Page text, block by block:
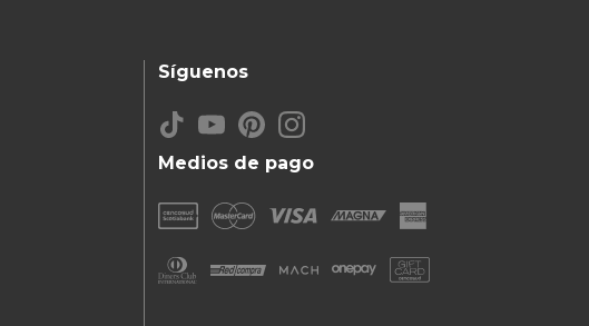
Medios de pago
Síguenos